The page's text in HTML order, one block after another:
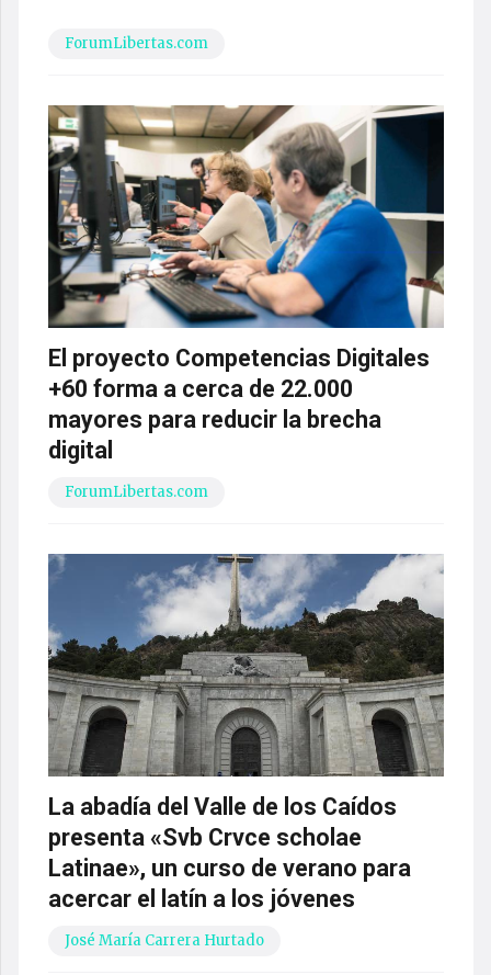
ForumLibertas.com
El proyecto Competencias Digitales
+60 forma a cerca de 22.000
mayores para reducir la brecha
digital
ForumLibertas.com
La abadía del Valle de los Caídos
presenta «Svb Crvce scholae
Latinae», un curso de verano para
acercar el latín a los jóvenes
José María Carrera Hurtado